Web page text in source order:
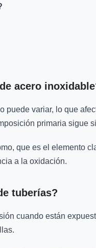
acero
puede variar, lo que
primaria sigue
que es el elemento
a la oxidación.
tuberías?
cuando están